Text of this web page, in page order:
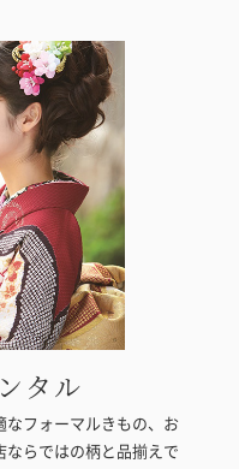
タル
フォーマルきもの、お
らではの柄と品揃えで